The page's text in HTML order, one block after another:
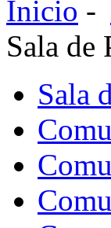
Inicio
Sala de
Sala